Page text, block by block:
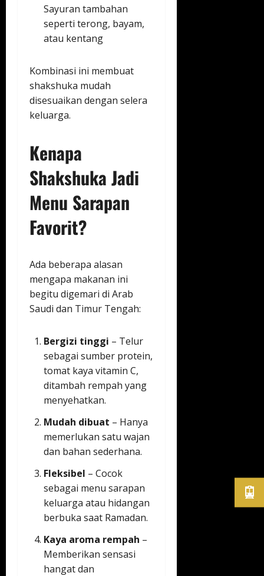
Sayuran tambahan
seperti terong, bayam,
atau kentang
Kombinasi ini membuat
shakshuka mudah
disesuaikan dengan selera
keluarga.
Kenapa
Shakshuka Jadi
Menu Sarapan
Favorit?
Ada beberapa alasan
mengapa makanan ini
begitu digemari di Arab
Saudi dan Timur Tengah:
Bergizi tinggi – Telur
sebagai sumber protein,
tomat kaya vitamin C,
ditambah rempah yang
menyehatkan.
Mudah dibuat – Hanya
memerlukan satu wajan
dan bahan sederhana.
Fleksibel – Cocok
sebagai menu sarapan
keluarga atau hidangan
berbuka saat Ramadan.
Kaya aroma rempah –
Memberikan sensasi
hangat dan